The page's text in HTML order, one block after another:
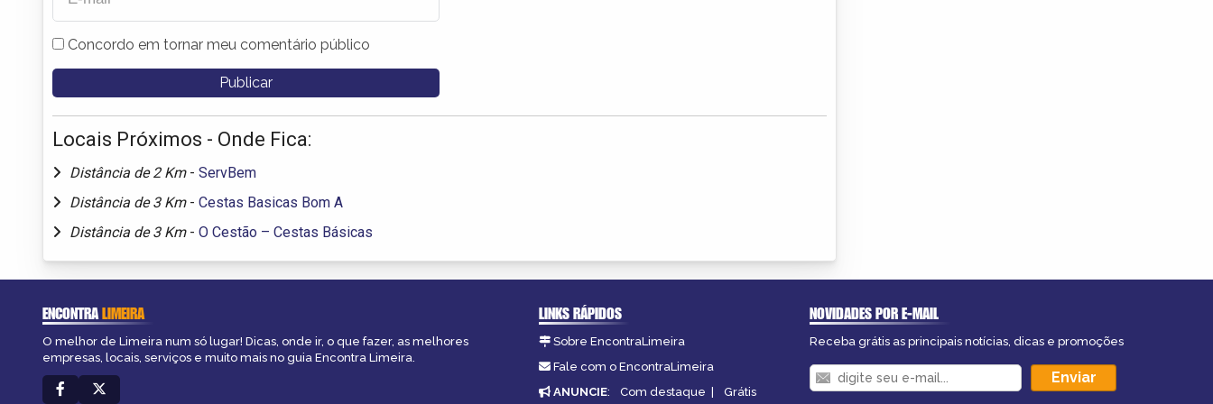
Concordo em tornar meu comentário público
Locais Próximos - Onde Fica:
Distância de 2 Km - ServBem
Distância de 3 Km - Cestas Basicas Bom A
Distância de 3 Km - O Cestão – Cestas Básicas
ENCONTRALIMEIRA
O melhor de Limeira num só lugar! Dicas, onde ir, o que fazer, as melhores
empresas, locais, serviços e muito mais no guia Encontra Limeira.
LINKS RÁPIDOS
Sobre EncontraLimeira
Fale com o EncontraLimeira
ANUNCIE: Com destaque | Grátis
NOVIDADES POR E-MAIL
Receba grátis as principais notícias, dicas e promoções